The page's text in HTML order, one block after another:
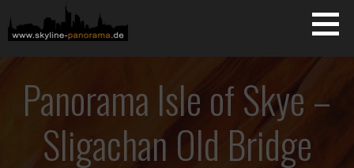
Inhalt
springen
SKYLINE-PANORAMA.DE
Panorama Isle of Skye –
Sligachan Old Bridge